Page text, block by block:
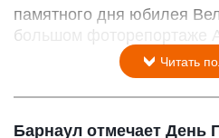
памятного дня юбилея
большом фоторепортаже
Читать
Барнаул отмечает День